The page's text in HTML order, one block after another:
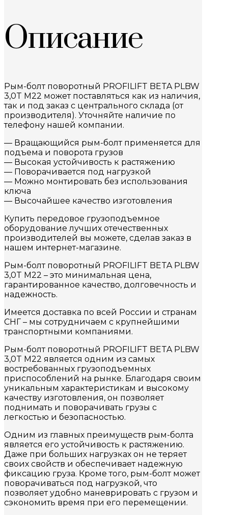
Описание
Рым-болт поворотный PROFILIFT BETA PLBW
3,0T M22 может поставляться как из наличия,
так и под заказ с центрального склада (от
производителя). Уточняйте наличие по
телефону нашей компании.
— Вращающийся рым-болт применяется для
подъема и поворота грузов
— Высокая устойчивость к растяжению
— Поворачивается под нагрузкой
— Можно монтировать без использования
ключа
— Высочайшее качество изготовления
Купить передовое грузоподъемное
оборудование лучших отечественных
производителей вы можете, сделав заказ в
нашем интернет-магазине.
Рым-болт поворотный PROFILIFT BETA PLBW
3,0T M22 – это минимальная цена,
гарантированное качество, долговечность и
надежность.
Имеется доставка по всей России и странам
СНГ – мы сотрудничаем с крупнейшими
транспортными компаниями.
Рым-болт поворотный PROFILIFT BETA PLBW
3,0T M22 является одним из самых
востребованных грузоподъемных
приспособлений на рынке. Благодаря своим
уникальным характеристикам и высокому
качеству изготовления, он позволяет
поднимать и поворачивать грузы с
легкостью и безопасностью.
Одним из главных преимуществ рым-болта
является его устойчивость к растяжению.
Даже при больших нагрузках он не теряет
своих свойств и обеспечивает надежную
фиксацию груза. Кроме того, рым-болт может
поворачиваться под нагрузкой, что
позволяет удобно маневрировать с грузом и
сэкономить время при его перемещении.